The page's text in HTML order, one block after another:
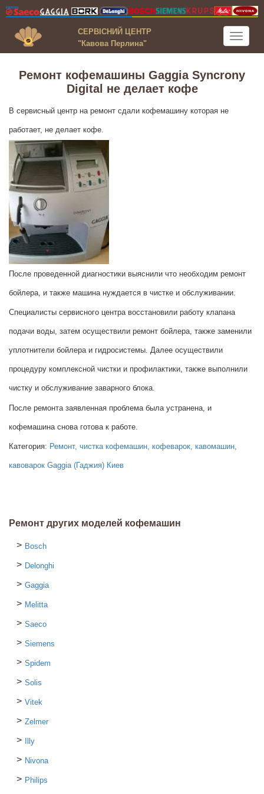
Toggle
СЕРВІСНИЙ ЦЕНТР
"Кавова Перлина"
Ремонт кофемашины Gaggia Syncrony
Digital не делает кофе
В сервисный центр на ремонт сдали кофемашину которая не
работает, не делает кофе.
После проведенной диагностики выяснили что необходим ремонт
бойлера, и также машина нуждается в чистке и обслуживании.
Специалисты сервисного центра восстановили работу клапана
подачи воды, затем осуществили ремонт бойлера, также заменили
уплотнители бойлера и гидросистемы. Далее осуществили
процедуру комплексной чистки и профилактики, также выполнили
чистку и обслуживание заварного блока.
После ремонта заявленная проблема была устранена, и
кофемашина снова готова к работе.
Категория: Ремонт, чистка кофемашин, кофеварок, кавомашин,
кавоварок Gaggia (Гаджия) Киев
Ремонт других моделей кофемашин
Bosch
Delonghi
Gaggia
Melitta
Saeco
Siemens
Spidem
Solis
Vitek
Zelmer
Illy
Nivona
Philips